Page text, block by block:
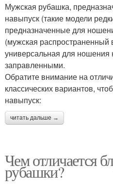
Мужская рубашка,
навыпуск (такие модели
предназначенные для
(мужская
универсальная для ношения
заправленными.
Обратите внимание на
классических вариантов,
навыпуск:
читать дальше →
Чем отличается
рубашки?